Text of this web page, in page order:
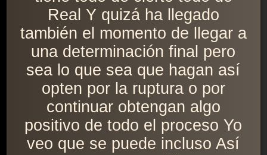
Real Y quizá ha llegado
también el momento de llegar a
una determinación final pero
sea lo que sea que hagan así
opten por la ruptura o por
continuar obtengan algo
positivo de todo el proceso Yo
veo que se puede incluso Así